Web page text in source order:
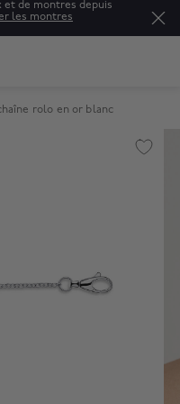
et de montres depuis
les montres
rolo en or blanc